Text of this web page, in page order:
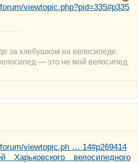
viewtopic.php?pid=335#p335
за хлебушком на велосипеде.
— это не мой велосипед.
viewtopic.ph … 14#p269414